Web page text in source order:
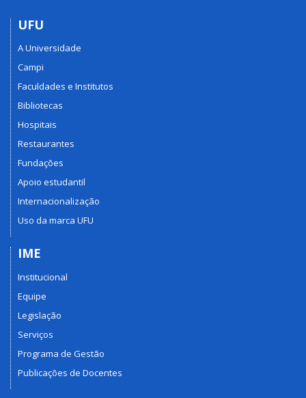
UFU
A Universidade
Campi
Faculdades e Institutos
Bibliotecas
Hospitais
Restaurantes
Fundações
Apoio estudantil
Internacionalização
Uso da marca UFU
IME
Institucional
Equipe
Legislação
Serviços
Programa de Gestão
Publicações de Docentes